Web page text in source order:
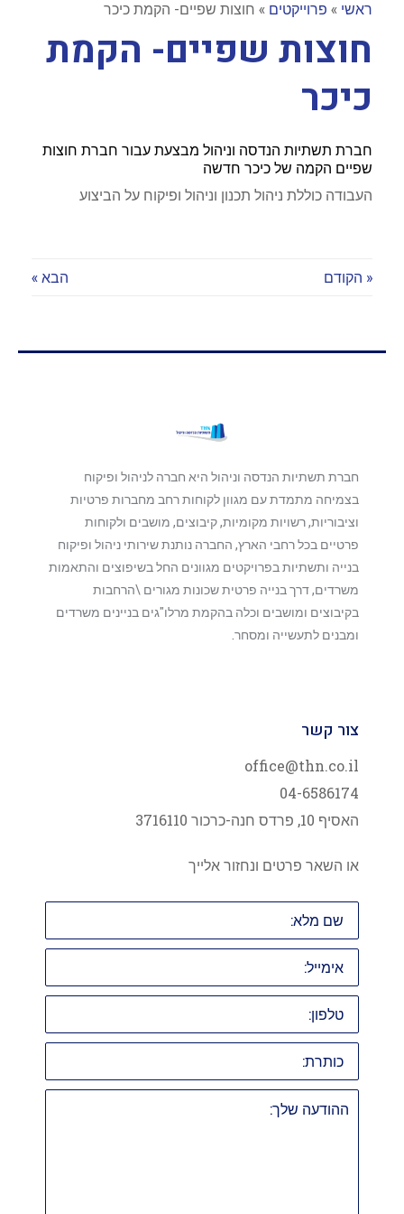
ראשי » פרוייקטים » חוצות שפיים- הקמת כיכר
חוצות שפיים- הקמת
כיכר
חברת תשתיות הנדסה וניהול מבצעת עבור חברת חוצות
שפיים הקמה של כיכר חדשה
העבודה כוללת ניהול תכנון וניהול ופיקוח על הביצוע
« הקודם הבא »
חברת תשתיות הנדסה וניהול היא חברה לניהול ופיקוח
בצמיחה מתמדת עם מגוון לקוחות רחב מחברות פרטיות
וציבוריות, רשויות מקומיות, קיבוצים, מושבים ולקוחות
פרטיים בכל רחבי הארץ, החברה נותנת שירותי ניהול ופיקוח
בנייה ותשתיות בפרויקטים מגוונים החל בשיפוצים והתאמות
משרדים, דרך בנייה פרטית שכונות מגורים \הרחבות
בקיבוצים ומושבים וכלה בהקמת מרלו"גים בניינים משרדים
ומבנים לתעשייה ומסחר.
צור קשר
office@thn.co.il
04-6586174
האסיף 10, פרדס חנה-כרכור 3716110
או השאר פרטים ונחזור אלייך
שם
מלא:
אימייל:
טלפון:
כותרת:
ההודעה
שלך: